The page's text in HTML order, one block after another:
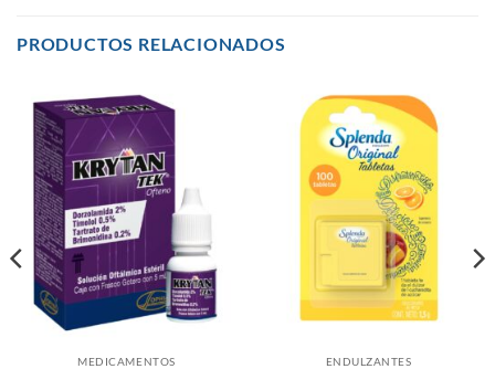
PRODUCTOS RELACIONADOS
MEDICAMENTOS ENDULZANTES